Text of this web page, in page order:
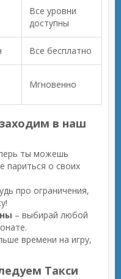
Все уровни
доступны
Все бесплатно
Мгновенно
в наш
ты можешь
париться о своих
про ограничения,
– выбирай любой
времени на игру,
Такси